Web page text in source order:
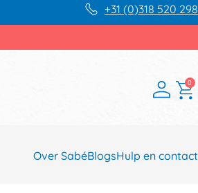
+31 (0)318 520 298
0
Over SabéBlogsHulp en contact